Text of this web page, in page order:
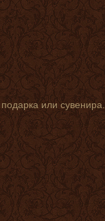
или сувенира.